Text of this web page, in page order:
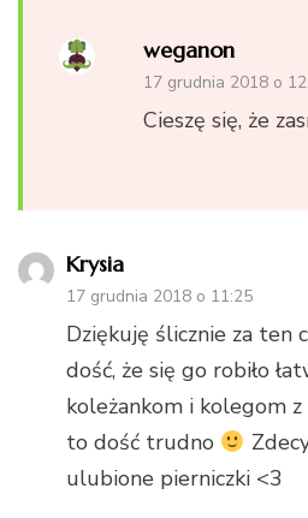
weganon
17 grudnia 2018 o
Cieszę się, że
Krysia
17 grudnia 2018 o 11:25
Dziękuję ślicznie za ten
dość, że się go robiło
koleżankom i kolegom
to dość trudno
ulubione pierniczki <3